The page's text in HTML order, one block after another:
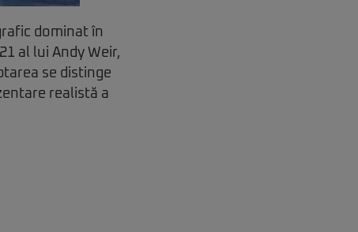
dominat în
al lui Andy Weir,
se distinge
realistă a